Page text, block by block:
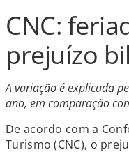
CNC:
prejuízo
A variação é explicada
ano, em comparação
De acordo com a
Turismo (CNC), o